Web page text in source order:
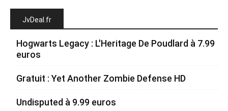
JvDeal.fr
Hogwarts Legacy : L'Heritage De Poudlard à 7.99
euros
Gratuit : Yet Another Zombie Defense HD
Undisputed à 9.99 euros